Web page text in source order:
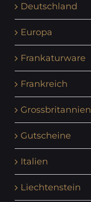
Deutschland
Europa
Frankaturware
Frankreich
Grossbritannien
Gutscheine
Italien
Liechtenstein